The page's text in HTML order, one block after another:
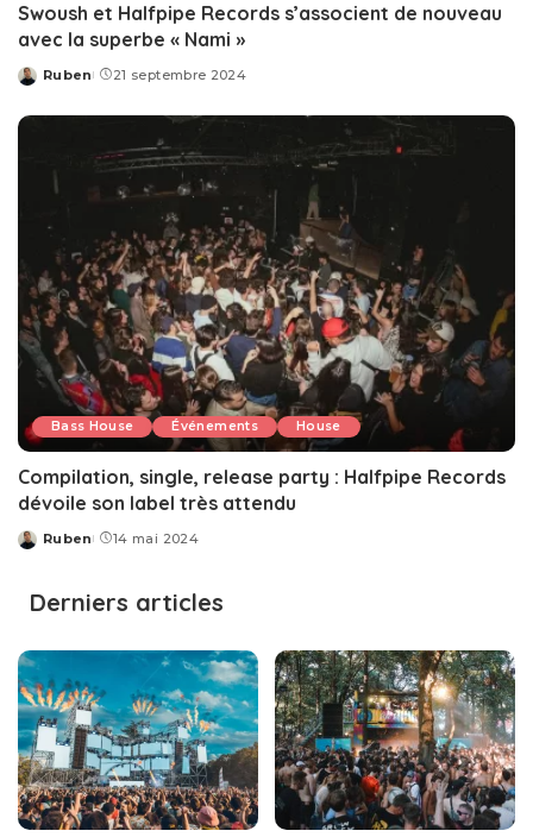
Swoush et Halfpipe Records s’associent de nouveau
avec la superbe « Nami »
Posted
Ruben 21 septembre 2024
Bass House Événements House
Compilation, single, release party : Halfpipe Records
dévoile son label très attendu
Posted
Ruben 14 mai 2024
Derniers articles